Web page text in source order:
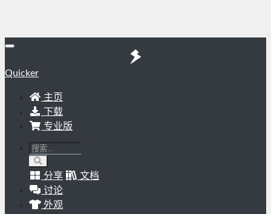
Quicker
主页
下载
专业版
分享
文档
讨论
外观